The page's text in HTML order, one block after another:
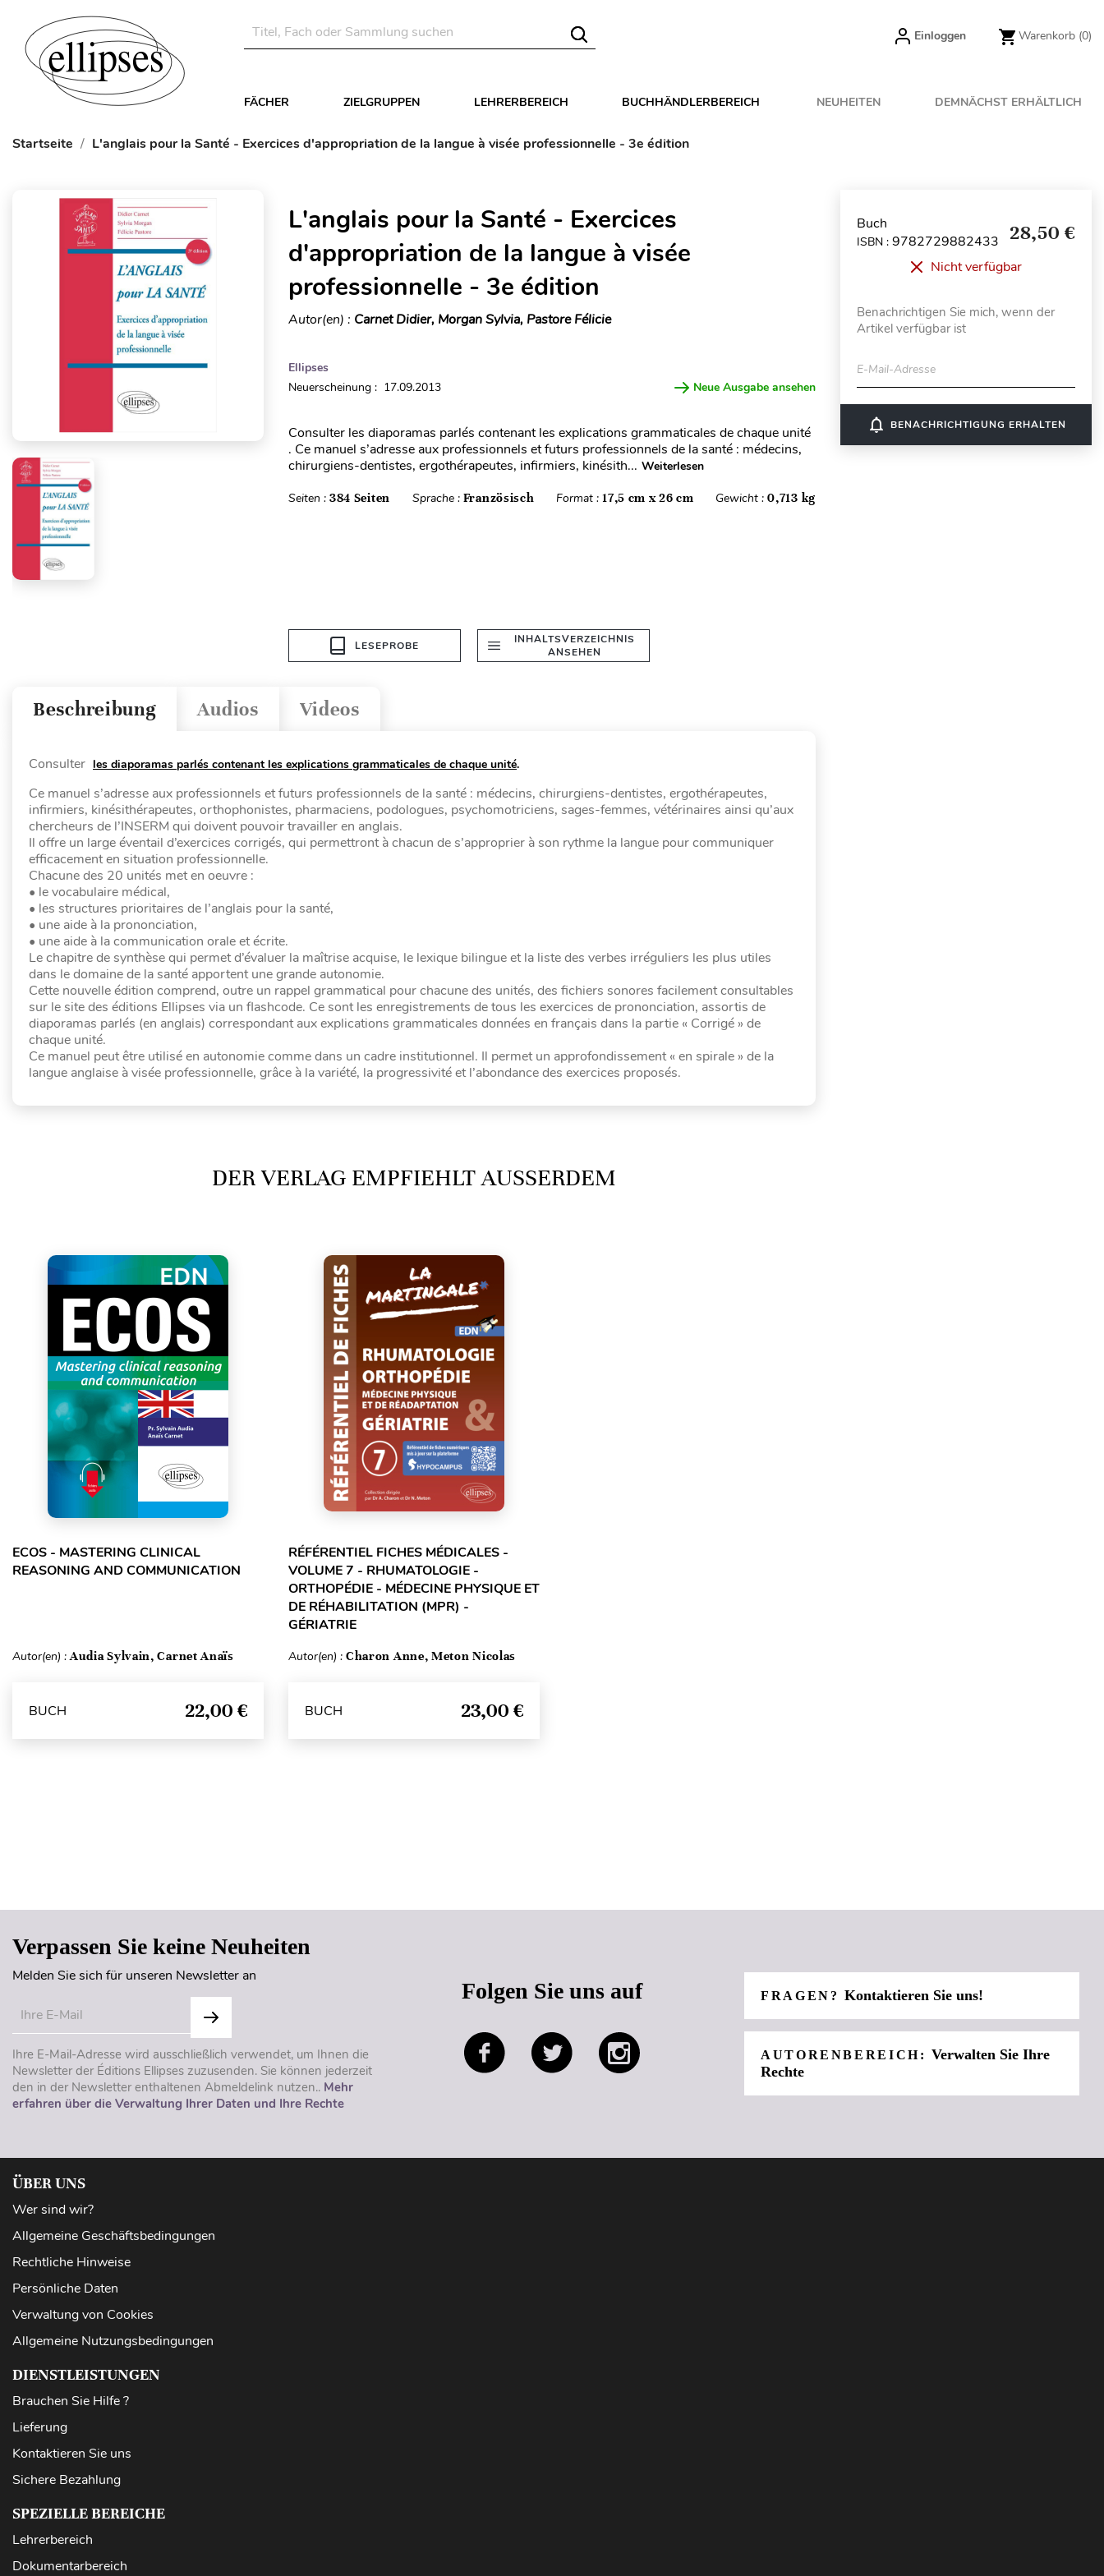
Einloggen Warenkorb (0)
FÄCHER ZIELGRUPPEN LEHRERBEREICH BUCHHÄNDLERBEREICH NEUHEITEN DEMNÄCHST ERHÄLTLICH
Startseite L'anglais pour la Santé - Exercices d'appropriation de la langue à visée professionnelle - 3e édition
L'anglais pour la Santé - Exercices
d'appropriation de la langue à visée
professionnelle - 3e édition
Autor(en) : Carnet Didier, Morgan Sylvia, Pastore Félicie
Ellipses
Neuerscheinung : 17.09.2013
Neue Ausgabe ansehen
Consulter les diaporamas parlés contenant les explications grammaticales de chaque unité
. Ce manuel s’adresse aux professionnels et futurs professionnels de la santé : médecins,
chirurgiens-dentistes, ergothérapeutes, infirmiers, kinésith... Weiterlesen
Seiten : 384 Seiten Sprache : Französisch Format :17,5 cm x 26 cm Gewicht :0,713 kg
LESEPROBE
INHALTSVERZEICHNIS
ANSEHEN
Videos
Audios
Beschreibung
Consulter les diaporamas parlés contenant les explications grammaticales de chaque unité.
Ce manuel s’adresse aux professionnels et futurs professionnels de la santé : médecins, chirurgiens-dentistes, ergothérapeutes,
infirmiers, kinésithérapeutes, orthophonistes, pharmaciens, podologues, psychomotriciens, sages-femmes, vétérinaires ainsi qu’aux
chercheurs de l’INSERM qui doivent pouvoir travailler en anglais.
Il offre un large éventail d’exercices corrigés, qui permettront à chacun de s’approprier à son rythme la langue pour communiquer
efficacement en situation professionnelle.
Chacune des 20 unités met en oeuvre :
• le vocabulaire médical,
• les structures prioritaires de l’anglais pour la santé,
• une aide à la prononciation,
• une aide à la communication orale et écrite.
Le chapitre de synthèse qui permet d’évaluer la maîtrise acquise, le lexique bilingue et la liste des verbes irréguliers les plus utiles
dans le domaine de la santé apportent une grande autonomie.
Cette nouvelle édition comprend, outre un rappel grammatical pour chacune des unités, des fichiers sonores facilement consultables
sur le site des éditions Ellipses via un flashcode. Ce sont les enregistrements de tous les exercices de prononciation, assortis de
diaporamas parlés (en anglais) correspondant aux explications grammaticales données en français dans la partie « Corrigé » de
chaque unité.
Ce manuel peut être utilisé en autonomie comme dans un cadre institutionnel. Il permet un approfondissement « en spirale » de la
langue anglaise à visée professionnelle, grâce à la variété, la progressivité et l’abondance des exercices proposés.
DER VERLAG EMPFIEHLT AUSSERDEM
ECOS - MASTERING CLINICAL
REASONING AND COMMUNICATION
Autor(en) :Audia Sylvain, Carnet Anaïs
BUCH 22,00 €
RÉFÉRENTIEL FICHES MÉDICALES -
VOLUME 7 - RHUMATOLOGIE -
ORTHOPÉDIE - MÉDECINE PHYSIQUE ET
DE RÉHABILITATION (MPR) -
GÉRIATRIE
Autor(en) : Charon Anne, Meton Nicolas
BUCH 23,00 €
Buch
ISBN : 9782729882433 28,50 €
Nicht verfügbar
Benachrichtigen Sie mich, wenn der
Artikel verfügbar ist
E-Mail-Adresse
notifications_none BENACHRICHTIGUNG ERHALTEN
Verpassen Sie keine Neuheiten
Melden Sie sich für unseren Newsletter an
Ihre E-Mail-Adresse wird ausschließlich verwendet, um Ihnen die
Newsletter der Éditions Ellipses zuzusenden. Sie können jederzeit
den in der Newsletter enthaltenen Abmeldelink nutzen.. Mehr
erfahren über die Verwaltung Ihrer Daten und Ihre Rechte
Folgen Sie uns auf FRAGEN?Kontaktieren Sie uns!
AUTORENBEREICH:Verwalten Sie Ihre
Rechte
ÜBER UNS
Wer sind wir?
Allgemeine Geschäftsbedingungen
Rechtliche Hinweise
Persönliche Daten
Verwaltung von Cookies
Allgemeine Nutzungsbedingungen
DIENSTLEISTUNGEN
Brauchen Sie Hilfe ?
Lieferung
Kontaktieren Sie uns
Sichere Bezahlung
SPEZIELLE BEREICHE
Lehrerbereich
Dokumentarbereich